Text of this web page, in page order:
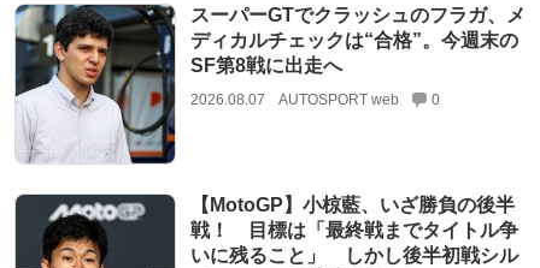
スーパーGTでクラッシュのフラガ、メ
ディカルチェックは“合格”。今週末の
SF第8戦に出走へ
2026.08.07 AUTOSPORT web 0
【MotoGP】小椋藍、いざ勝負の後半
戦！ 目標は「最終戦までタイトル争
いに残ること」 しかし後半初戦シル